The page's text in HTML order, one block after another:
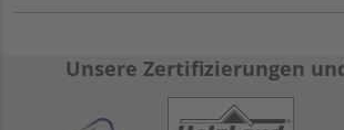
Unsere Zertifizierungen